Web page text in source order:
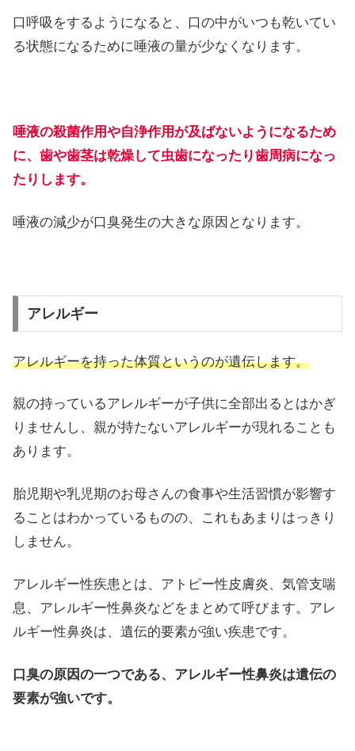
口呼吸をするようになると、口の中がいつも乾いてい
る状態になるために唾液の量が少なくなります。
唾液の殺菌作用や自浄作用が及ばないようになるため
に、歯や歯茎は乾燥して虫歯になったり歯周病になっ
たりします。
唾液の減少が口臭発生の大きな原因となります。
アレルギー
アレルギーを持った体質というのが遺伝します。
親の持っているアレルギーが子供に全部出るとはかぎ
りませんし、親が持たないアレルギーが現れることも
あります。
胎児期や乳児期のお母さんの食事や生活習慣が影響す
ることはわかっているものの、これもあまりはっきり
しません。
アレルギー性疾患とは、アトピー性皮膚炎、気管支喘
息、アレルギー性鼻炎などをまとめて呼びます。アレ
ルギー性鼻炎は、遺伝的要素が強い疾患です。
口臭の原因の一つである、アレルギー性鼻炎は遺伝の
要素が強いです。